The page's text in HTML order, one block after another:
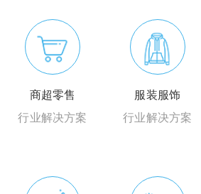
商超零售
行业解决方案
服装服饰
行业解决方案